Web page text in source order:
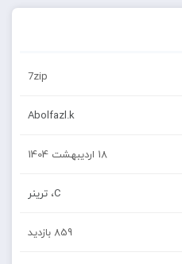
7zip
Abolfazl.k
18 اردیبهشت 1404
C، ترینر
859 بازدید